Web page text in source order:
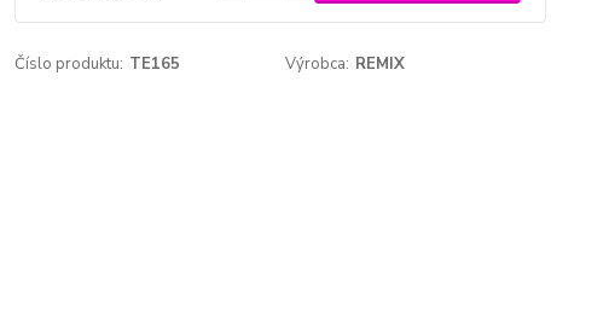
Číslo produktu: TE165 Výrobca: REMIX